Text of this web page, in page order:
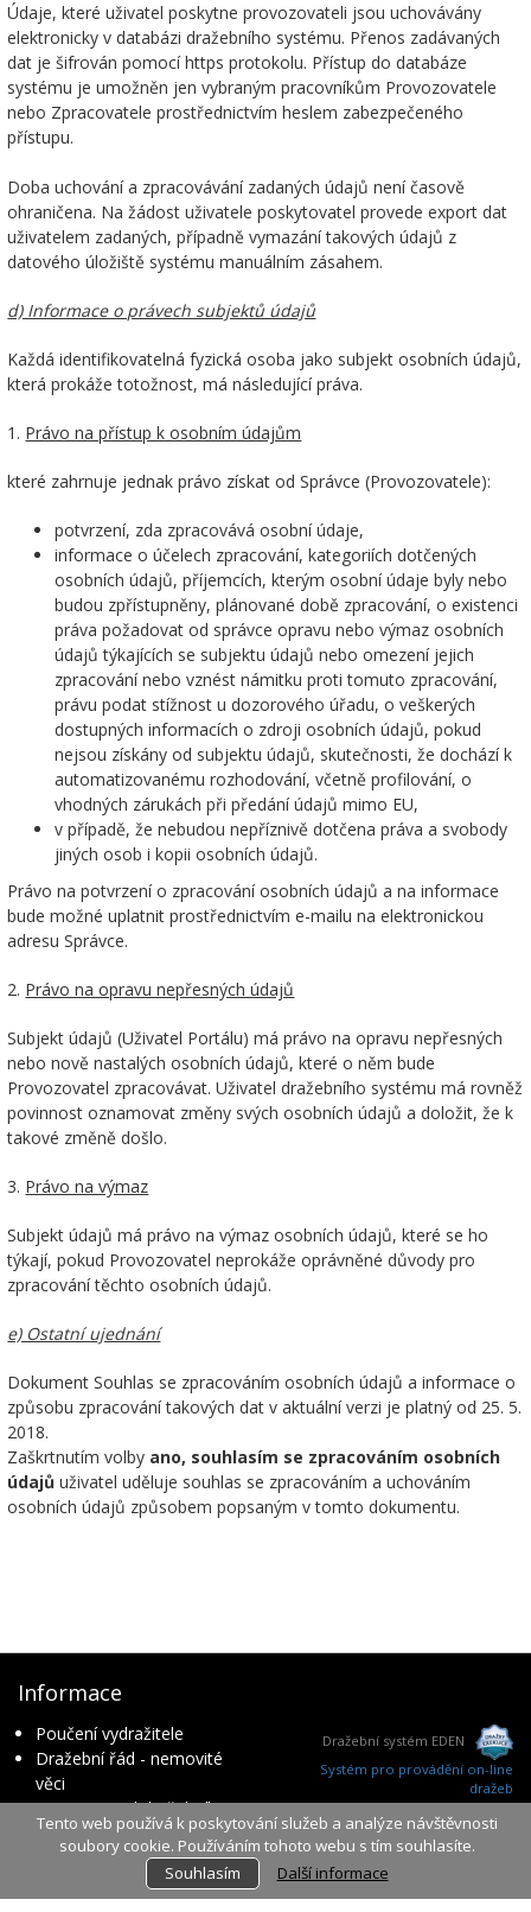
Údaje, které uživatel poskytne provozovateli jsou uchovávány
elektronicky v databázi dražebního systému. Přenos zadávaných
dat je šifrován pomocí https protokolu. Přístup do databáze
systému je umožněn jen vybraným pracovníkům Provozovatele
nebo Zpracovatele prostřednictvím heslem zabezpečeného
přístupu.
Doba uchování a zpracovávání zadaných údajů není časově
ohraničena. Na žádost uživatele poskytovatel provede export dat
uživatelem zadaných, případně vymazání takových údajů z
datového úložiště systému manuálním zásahem.
d) Informace o právech subjektů údajů
Každá identifikovatelná fyzická osoba jako subjekt osobních údajů,
která prokáže totožnost, má následující práva.
1. Právo na přístup k osobním údajům
které zahrnuje jednak právo získat od Správce (Provozovatele):
potvrzení, zda zpracovává osobní údaje,
informace o účelech zpracování, kategoriích dotčených
osobních údajů, příjemcích, kterým osobní údaje byly nebo
budou zpřístupněny, plánované době zpracování, o existenci
práva požadovat od správce opravu nebo výmaz osobních
údajů týkajících se subjektu údajů nebo omezení jejich
zpracování nebo vznést námitku proti tomuto zpracování,
právu podat stížnost u dozorového úřadu, o veškerých
dostupných informacích o zdroji osobních údajů, pokud
nejsou získány od subjektu údajů, skutečnosti, že dochází k
automatizovanému rozhodování, včetně profilování, o
vhodných zárukách při předání údajů mimo EU,
v případě, že nebudou nepříznivě dotčena práva a svobody
jiných osob i kopii osobních údajů.
Právo na potvrzení o zpracování osobních údajů a na informace
bude možné uplatnit prostřednictvím e-mailu na elektronickou
adresu Správce.
2. Právo na opravu nepřesných údajů
Subjekt údajů (Uživatel Portálu) má právo na opravu nepřesných
nebo nově nastalých osobních údajů, které o něm bude
Provozovatel zpracovávat. Uživatel dražebního systému má rovněž
povinnost oznamovat změny svých osobních údajů a doložit, že k
takové změně došlo.
3. Právo na výmaz
Subjekt údajů má právo na výmaz osobních údajů, které se ho
týkají, pokud Provozovatel neprokáže oprávněné důvody pro
zpracování těchto osobních údajů.
e) Ostatní ujednání
Dokument Souhlas se zpracováním osobních údajů a informace o
způsobu zpracování takových dat v aktuální verzi je platný od 25. 5.
2018.
Zaškrtnutím volby ano, souhlasím se zpracováním osobních
údajů uživatel uděluje souhlas se zpracováním a uchováním
osobních údajů způsobem popsaným v tomto dokumentu.
Informace
Poučení vydražitele
Dražební řád - nemovité
věci
Provozovatel dražebního
serveru
Zpracování osobních údajů
Dražební systém EDEN
Systém pro provádění on-line
dražeb
ver. 3.0.60
čas serveru: 2026-08-07 16:48:20
Tento web používá k poskytování služeb a analýze návštěvnosti
soubory cookie. Používáním tohoto webu s tím souhlasíte.
Souhlasím
Další informace